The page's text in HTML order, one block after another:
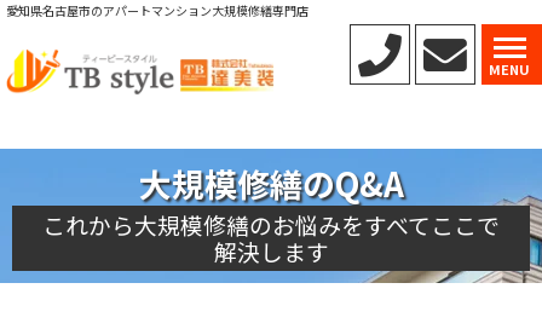
MENU
愛知県名古屋市のアパートマンション大規模修繕専門店
大規模修繕のQ&A
これから大規模修繕のお悩みをすべてここで
解決します